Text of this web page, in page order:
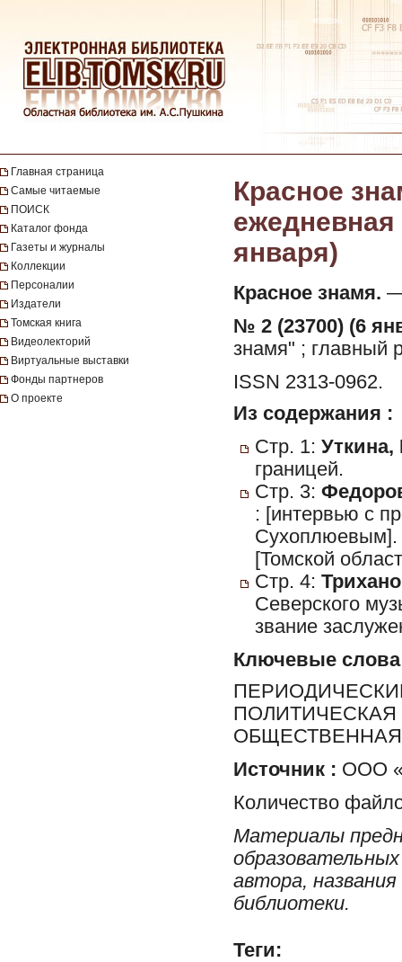
Главная страница
Самые читаемые
ПОИСК
Каталог фонда
Газеты и журналы
Коллекции
Персоналии
Издатели
Томская книга
Видеолекторий
Виртуальные выставки
Фонды партнеров
О проекте
Красное
ежедневная
января)
Красное знамя. —
№ 2 (23700) (6
знамя" ; главный
ISSN 2313-0962.
Из содержания :
Стр. 1: Уткина,
границей.
Стр. 3:
: [интервью с
[Томской
Стр. 4:
Северского
звание
Ключевые слова
Источник : ООО
Количество
Материалы
автора,
библиотеки.
Теги: